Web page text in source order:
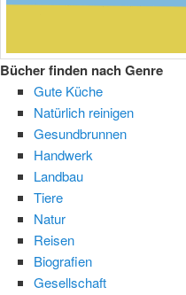
Bücher finden nach Genre
Gute Küche
Natürlich reinigen
Gesundbrunnen
Handwerk
Landbau
Tiere
Natur
Reisen
Biografien
Gesellschaft